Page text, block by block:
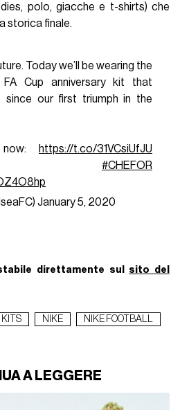
polo, giacche e t-shirts) che
storica finale.
Today we’ll be wearing the
FA Cup anniversary kit that
since our first triumph in the
https://t.co/31VCsiUfJU
#CHEFOR
January 5, 2020
direttamente sul sito del
KITS NIKE
NIKE FOOTBALL
A LEGGERE